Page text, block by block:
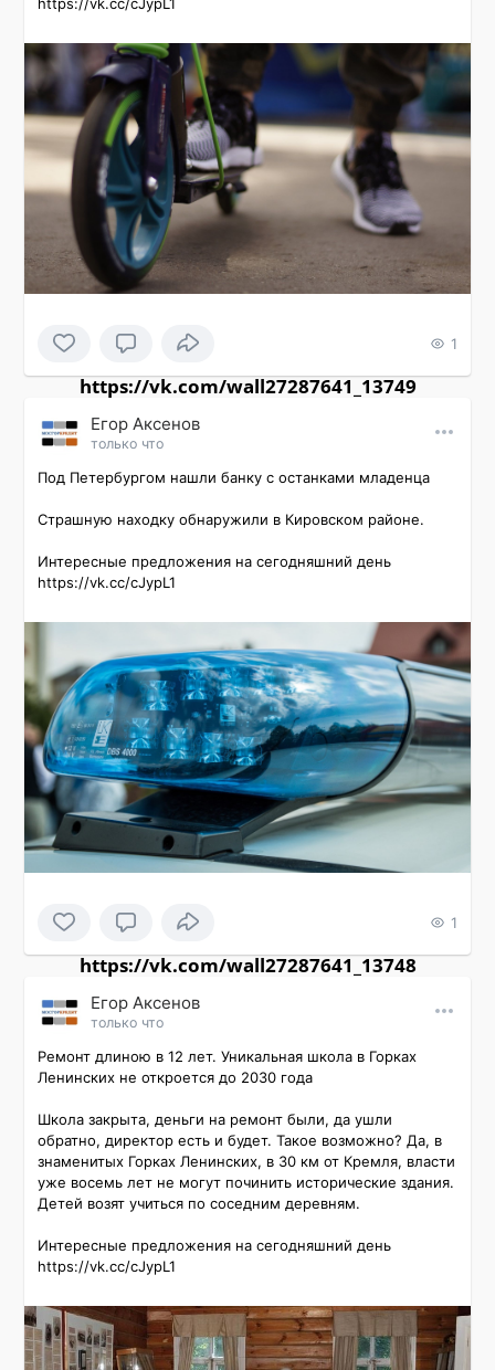
1
https://vk.com/wall27287641_13749
Εгор Αксенов
только что
Под Петербургом нашли банку с останками младенца
Страшную находку обнаружили в Кировском районе.
Интересные предложения на сегодняшний день
https://vk.cc/cJypL1
1
https://vk.com/wall27287641_13748
Εгор Αксенов
только что
Ремонт длиною в 12 лет. Уникальная школа в Горках
Ленинских не откроется до 2030 года
Школа закрыта, деньги на ремонт были, да ушли
обратно, директор есть и будет. Такое возможно? Да, в
знаменитых Горках Ленинских, в 30 км от Кремля, власти
уже восемь лет не могут починить исторические здания.
Детей возят учиться по соседним деревням.
Интересные предложения на сегодняшний день
https://vk.cc/cJypL1